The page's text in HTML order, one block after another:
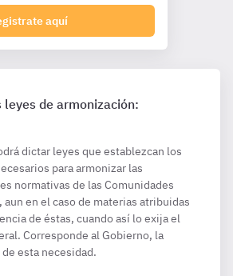
aquí
leyes de armonización:
dictar leyes que establezcan los
para armonizar las
normativas de las Comunidades
aun en el caso de materias atribuidas
de éstas, cuando así lo exija el
Corresponde al Gobierno, la
esta necesidad.